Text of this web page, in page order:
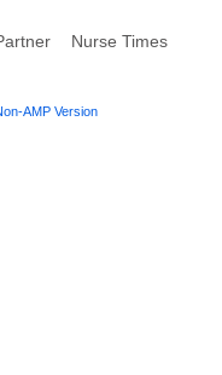
Nurse Times
AMP Version